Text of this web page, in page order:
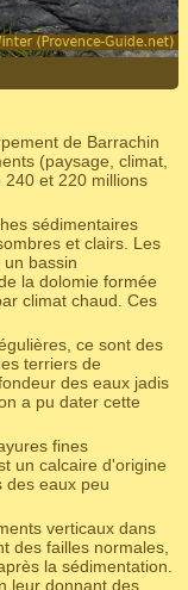
de Barrachin
(paysage, climat,
et 220 millions
sédimentaires
et clairs. Les
bassin
la dolomie formée
climat chaud. Ces
ce sont des
terriers de
des eaux jadis
a pu dater cette
fines
un calcaire d'origine
des eaux peu
verticaux dans
des failles normales,
la sédimentation.
leur donnant des